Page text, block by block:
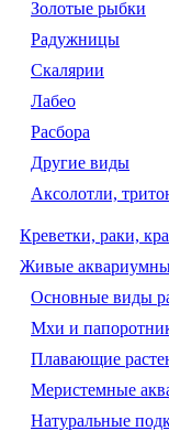
Золотые рыбки
Радужницы
Скалярии
Лабео
Расбора
Другие виды
Аксолотли,
Креветки, раки,
Живые
Основные виды
Мхи и
Плавающие
Меристемные
Натуральные